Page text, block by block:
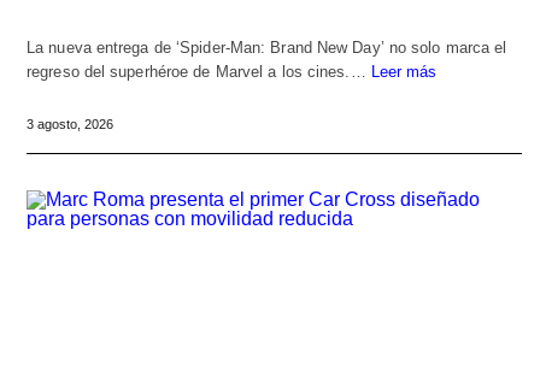
La nueva entrega de ‘Spider-Man: Brand New Day’ no solo marca el
regreso del superhéroe de Marvel a los cines.…
Leer más
3 agosto, 2026